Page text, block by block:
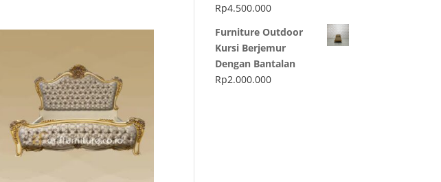
Rp4.500.000
Furniture Outdoor
Kursi Berjemur
Dengan Bantalan
Rp2.000.000